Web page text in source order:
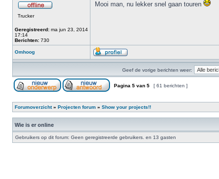
Trucker
Geregistreerd: ma jun 23, 2014
17:14
Berichten: 730
Mooi man, nu lekker snel gaan touren
Omhoog
Geef de vorige berichten weer:
Pagina 5 van 5 [ 61 berichten ]
Forumoverzicht» Projecten forum » Show your projects!!
Wie is er online
Gebruikers op dit forum: Geen geregistreerde gebruikers. en 13 gasten